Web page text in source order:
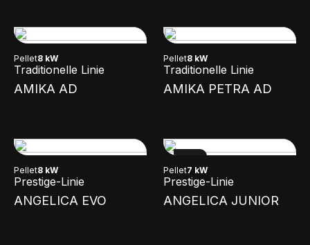
Pellet8 kW
Traditionelle Linie
AMIKA AD
Pellet8 kW
Traditionelle Linie
AMIKA PETRA AD
Pellet8 kW
Prestige-Linie
ANGELICA EVO
Pellet7 kW
Prestige-Linie
ANGELICA JUNIOR